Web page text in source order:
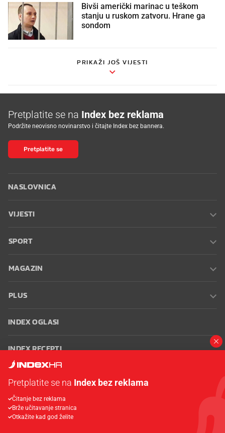
Bivši američki marinac u teškom
stanju u ruskom zatvoru. Hrane ga
sondom
PRIKAŽI JOŠ VIJESTI
Pretplatite se na Index bez reklama
Podržite neovisno novinarstvo i čitajte Index bez bannera.
Pretplatite se
NASLOVNICA
VIJESTI
SPORT
MAGAZIN
PLUS
INDEX OGLASI
INDEX RECEPTI
Oglašavanje Zaposli se na Indexu
korištenja
Postavke kolačića
Pretplatite se na Index bez reklama
Čitanje bez reklama
Brže učitavanje stranica
Otkažite kad god želite